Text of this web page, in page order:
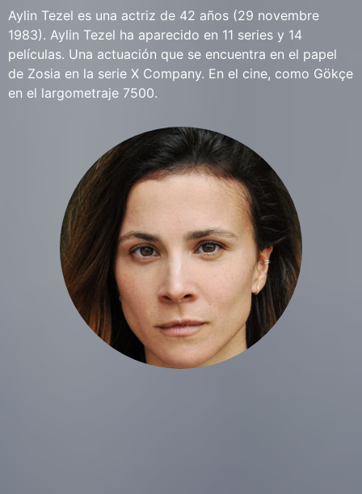
Aylin Tezel es una actriz de 42 años (29 novembre
1983). Aylin Tezel ha aparecido en 11 series y 14
películas. Una actuación que se encuentra en el papel
de Zosia en la serie X Company. En el cine, como Gökçe
en el largometraje 7500.